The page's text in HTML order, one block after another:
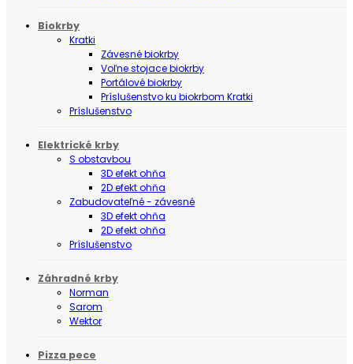
Biokrby
Kratki
Závesné biokrby
Voľne stojace biokrby
Portálové biokrby
Príslušenstvo ku biokrbom Kratki
Príslušenstvo
Elektrické krby
S obstavbou
3D efekt ohňa
2D efekt ohňa
Zabudovateľné - závesné
3D efekt ohňa
2D efekt ohňa
Príslušenstvo
Záhradné krby
Norman
Sarom
Wektor
Pizza pece